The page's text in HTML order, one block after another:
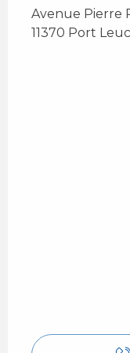
Avenue Pierre
11370 Port